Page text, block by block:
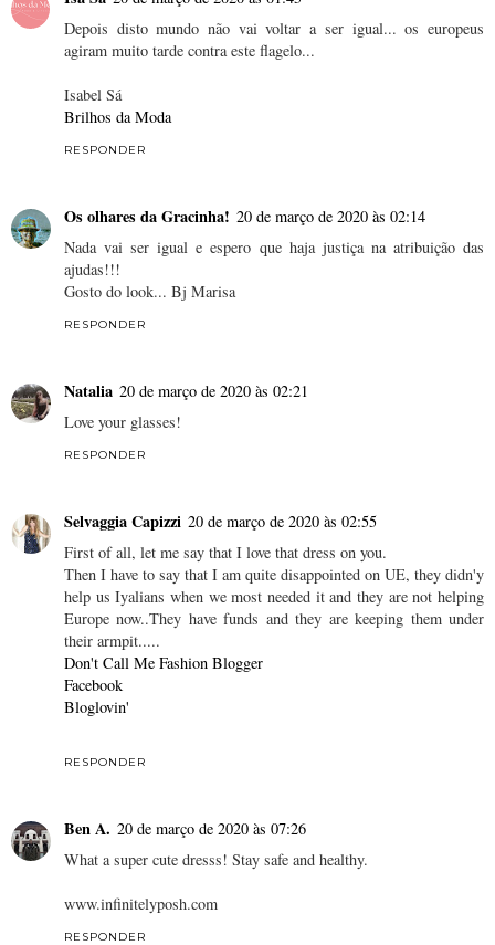
Depois disto mundo não vai voltar a ser igual... os europeus
agiram muito tarde contra este flagelo...
Isabel Sá
Brilhos da Moda
RESPONDER
Os olhares da Gracinha! 20 de março de 2020 às 02:14
Nada vai ser igual e espero que haja justiça na atribuição das
ajudas!!!
Gosto do look... Bj Marisa
RESPONDER
Natalia 20 de março de 2020 às 02:21
Love your glasses!
RESPONDER
Selvaggia Capizzi 20 de março de 2020 às 02:55
First of all, let me say that I love that dress on you.
Then I have to say that I am quite disappointed on UE, they didn'y
help us Iyalians when we most needed it and they are not helping
Europe now..They have funds and they are keeping them under
their armpit.....
Don't Call Me Fashion Blogger
Facebook
Bloglovin'
RESPONDER
Ben A. 20 de março de 2020 às 07:26
What a super cute dresss! Stay safe and healthy.
www.infinitelyposh.com
RESPONDER